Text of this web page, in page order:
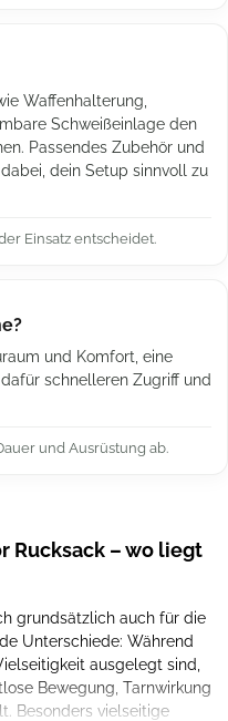
Waffenhalterung,
Schweißeinlage den
Passendes Zubehör und
dein Setup sinnvoll zu
Einsatz entscheidet.
und Komfort, eine
schnelleren Zugriff und
und Ausrüstung ab.
Rucksack – wo liegt
grundsätzlich auch für die
Unterschiede: Während
ausgelegt sind,
Bewegung, Tarnwirkung
Besonders vielseitige
können sinnvoll sein,
Revier, sondern auch im